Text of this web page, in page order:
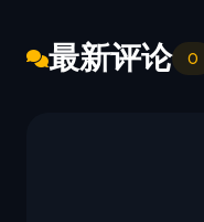
最新评论 0